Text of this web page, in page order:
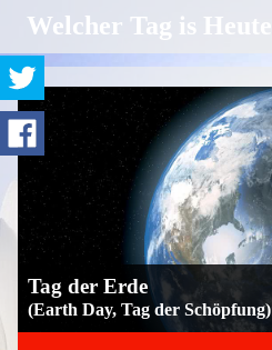
Welcher Tag is Heute?
Tag der Erde
(Earth Day, Tag der Schöpfung)